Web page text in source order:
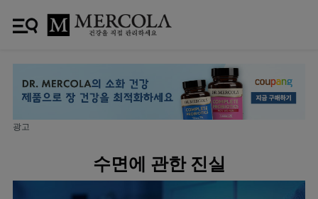
광고
수면에 관한 진실